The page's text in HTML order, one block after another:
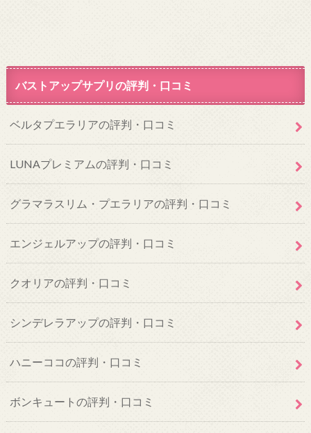
バストアップサプリの評判・口コミ
ベルタプエラリアの評判・口コミ
LUNAプレミアムの評判・口コミ
グラマラスリム・プエラリアの評判・口コミ
エンジェルアップの評判・口コミ
クオリアの評判・口コミ
シンデレラアップの評判・口コミ
ハニーココの評判・口コミ
ボンキュートの評判・口コミ